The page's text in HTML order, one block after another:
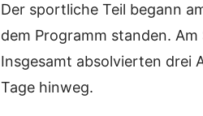
Der sportliche Teil begann
dem Programm standen.
Insgesamt absolvierten drei
Tage hinweg.